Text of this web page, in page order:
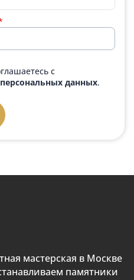
с
данных.
мастерская в Москве
памятники